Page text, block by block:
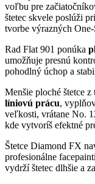
voľbu pre
štetec skvele poslúži
tvorbe výrazných
Rad Flat 901 ponúka
umožňuje presnú
pohodlný úchop a
Menšie ploché štetce
líniovú prácu,
veľkosti, vrátane No.
kde vytvoríš efektné
Štetce Diamond FX
profesionálne
vydrží štetec dlhšie a